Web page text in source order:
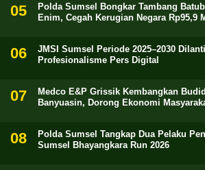
Polda Sumsel Bongkar Tambang
Enim, Cegah Kerugian Negara Rp95,9
JMSI Sumsel Periode 2025–2030
Profesionalisme Pers Digital
Medco E&P Grissik Kembangkan
Banyuasin, Dorong Ekonomi
Polda Sumsel Tangkap Dua Pelaku
Sumsel Bhayangkara Run 2026